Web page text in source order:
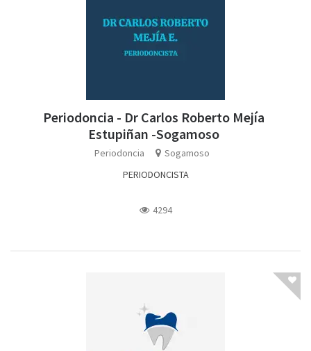
Periodoncia - Dr Carlos Roberto Mejía
Estupiñan -Sogamoso
Periodoncia
Sogamoso
PERIODONCISTA
4294